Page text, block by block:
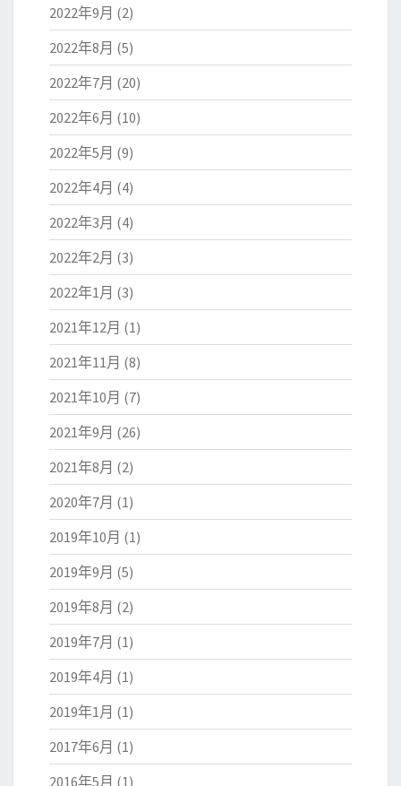
2022年9月 (2)
2022年8月 (5)
2022年7月 (20)
2022年6月 (10)
2022年5月 (9)
2022年4月 (4)
2022年3月 (4)
2022年2月 (3)
2022年1月 (3)
2021年12月 (1)
2021年11月 (8)
2021年10月 (7)
2021年9月 (26)
2021年8月 (2)
2020年7月 (1)
2019年10月 (1)
2019年9月 (5)
2019年8月 (2)
2019年7月 (1)
2019年4月 (1)
2019年1月 (1)
2017年6月 (1)
2016年5月 (1)